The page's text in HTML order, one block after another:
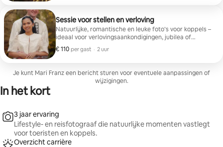
Sessie voor stellen en verloving
Natuurlijke, romantische en leuke foto’s voor koppels –
ideaal voor verlovingsaankondigingen, jubilea of
gewoon om jullie relatie te vieren. Duur: twee uur Te
leveren producten: ruim 40 professioneel bewerkte
of de plekken/locaties van jouw voorkeur.
€ 110 per gast
€ 110 per gast
, · 2 uur
Je kunt Mari Franz een bericht sturen voor eventuele aanpassingen of
wijzigingen.
In het kort
3 jaar ervaring
Lifestyle- en reisfotograaf die natuurlijke momenten vastlegt
voor toeristen en koppels.
Overzicht carrière